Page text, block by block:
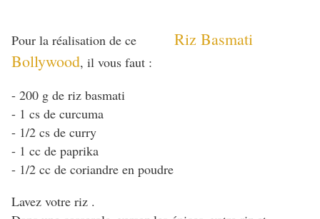
Pour la réalisation de ce Riz Basmati
Bollywood, il vous faut :
- 200 g de riz basmati
- 1 cs de curcuma
- 1/2 cs de curry
- 1 cc de paprika
- 1/2 cc de coriandre en poudre
Lavez votre riz .